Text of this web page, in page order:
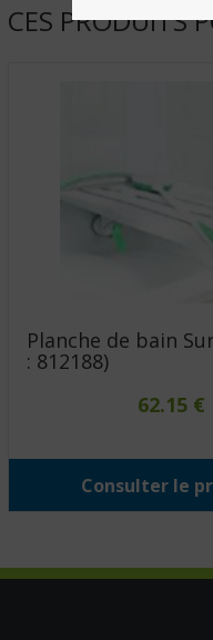
CES PRODUITS
Planche de bain
: 812188)
62.15 €
Consulter le